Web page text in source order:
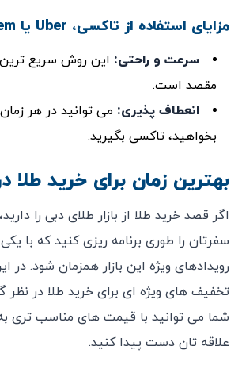
مزایای استفاده از تاکسی، Uber یا Careem:
سرعت و راحتی: این روش سریع‌ ترین
مقصد است.
انعطاف ‌پذیری: می ‌توانید در هر
بخواهید، تاکسی بگیرید.
بهترین زمان برای خرید طلا
اگر قصد خرید طلا از بازار طلای دبی را
سفرتان را طوری برنامه ‌ریزی کنید که با
رویدادهای ویژه این بازار همزمان شود. در
تخفیف ‌های ویژه‌ ای برای خرید طلا در
شما می ‌توانید با قیمت ‌های مناسب ‌تری
علاقه ‌تان دست پیدا کنید.